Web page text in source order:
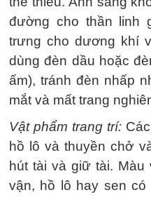
đường cho thần linh
trưng cho dương khí
dùng đèn dầu hoặc
ấm), tránh đèn nhấp
mắt và mất trang
Vật phẩm trang trí:Các
hồ lô và thuyền chở
hút tài và giữ tài.
vận, hồ lô hay sen